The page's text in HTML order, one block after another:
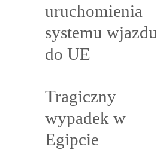
uruchomienia
systemu wjazdu
do UE
Tragiczny
wypadek w
Egipcie